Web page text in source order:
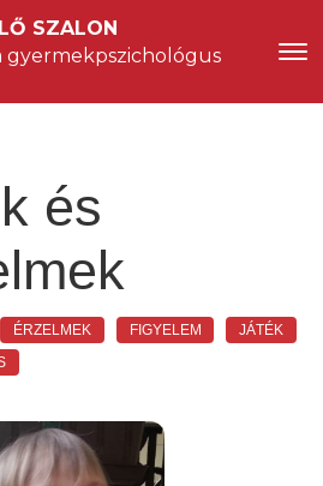
SZALON
gyermekpszichológus
és
ÉRZELMEK FIGYELEM
JÁTÉK